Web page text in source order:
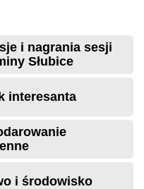
i nagrania sesji
Słubice
interesanta
i środowisko